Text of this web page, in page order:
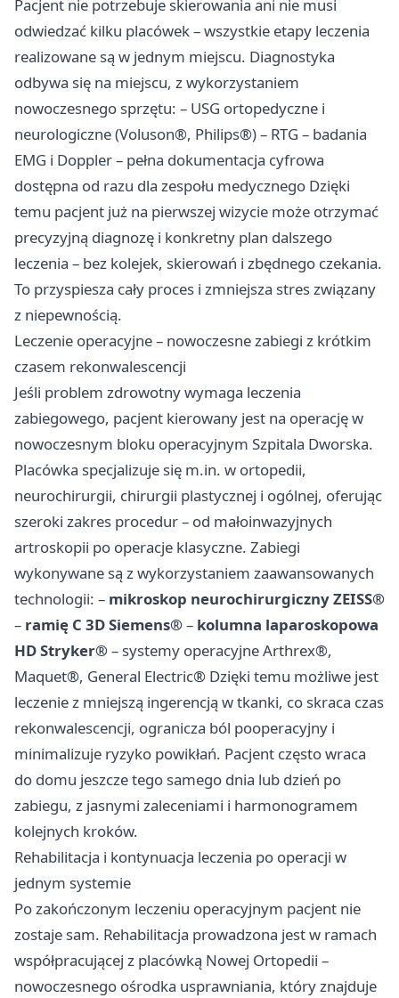
Pacjent nie potrzebuje skierowania ani nie musi
odwiedzać kilku placówek – wszystkie etapy leczenia
realizowane są w jednym miejscu. Diagnostyka
odbywa się na miejscu, z wykorzystaniem
nowoczesnego sprzętu: – USG ortopedyczne i
neurologiczne (Voluson®, Philips®) – RTG – badania
EMG i Doppler – pełna dokumentacja cyfrowa
dostępna od razu dla zespołu medycznego Dzięki
temu pacjent już na pierwszej wizycie może otrzymać
precyzyjną diagnozę i konkretny plan dalszego
leczenia – bez kolejek, skierowań i zbędnego czekania.
To przyspiesza cały proces i zmniejsza stres związany
z niepewnością.
Leczenie operacyjne – nowoczesne zabiegi z krótkim
czasem rekonwalescencji
Jeśli problem zdrowotny wymaga leczenia
zabiegowego, pacjent kierowany jest na operację w
nowoczesnym bloku operacyjnym Szpitala Dworska.
Placówka specjalizuje się m.in. w ortopedii,
neurochirurgii, chirurgii plastycznej i ogólnej, oferując
szeroki zakres procedur – od małoinwazyjnych
artroskopii po operacje klasyczne. Zabiegi
wykonywane są z wykorzystaniem zaawansowanych
technologii: – mikroskop neurochirurgiczny ZEISS®
– ramię C 3D Siemens® – kolumna laparoskopowa
HD Stryker® – systemy operacyjne Arthrex®,
Maquet®, General Electric® Dzięki temu możliwe jest
leczenie z mniejszą ingerencją w tkanki, co skraca czas
rekonwalescencji, ogranicza ból pooperacyjny i
minimalizuje ryzyko powikłań. Pacjent często wraca
do domu jeszcze tego samego dnia lub dzień po
zabiegu, z jasnymi zaleceniami i harmonogramem
kolejnych kroków.
Rehabilitacja i kontynuacja leczenia po operacji w
jednym systemie
Po zakończonym leczeniu operacyjnym pacjent nie
zostaje sam. Rehabilitacja prowadzona jest w ramach
współpracującej z placówką Nowej Ortopedii –
nowoczesnego ośrodka usprawniania, który znajduje